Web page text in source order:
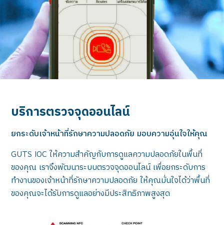
บริการตรวจจุดออนไลน์
ยกระดับเจ้าหน้าที่รักษาความปลอดภัย มอบความอุ่นใจให้คุณ
GUTS IOC ให้ความสำคัญกับการดูแลความปลอดภัยในพื้นที่
ของคุณ เราจึงพัฒนาระบบตรวจจุดออนไลน์ เพื่อยกระดับการ
ทำงานของเจ้าหน้าที่รักษาความปลอดภัย ให้คุณมั่นใจได้ว่าพื้นที่
ของคุณจะได้รับการดูแลอย่างมีประสิทธิภาพสูงสุด